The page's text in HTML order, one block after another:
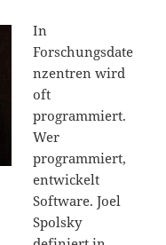
In
Forschungsdate
nzentren wird
oft
programmiert.
Wer
programmiert,
entwickelt
Software. Joel
Spolsky